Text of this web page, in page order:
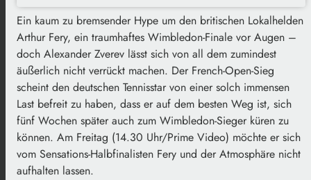
Ein kaum zu bremsender Hype um den britischen Lokalhelden
Arthur Fery, ein traumhaftes Wimbledon-Finale vor Augen –
doch Alexander Zverev lässt sich von all dem zumindest
äußerlich nicht verrückt machen. Der French-Open-Sieg
scheint den deutschen Tennisstar von einer solch immensen
Last befreit zu haben, dass er auf dem besten Weg ist, sich
fünf Wochen später auch zum Wimbledon-Sieger küren zu
können. Am Freitag (14.30 Uhr/Prime Video) möchte er sich
vom Sensations-Halbfinalisten Fery und der Atmosphäre nicht
aufhalten lassen.